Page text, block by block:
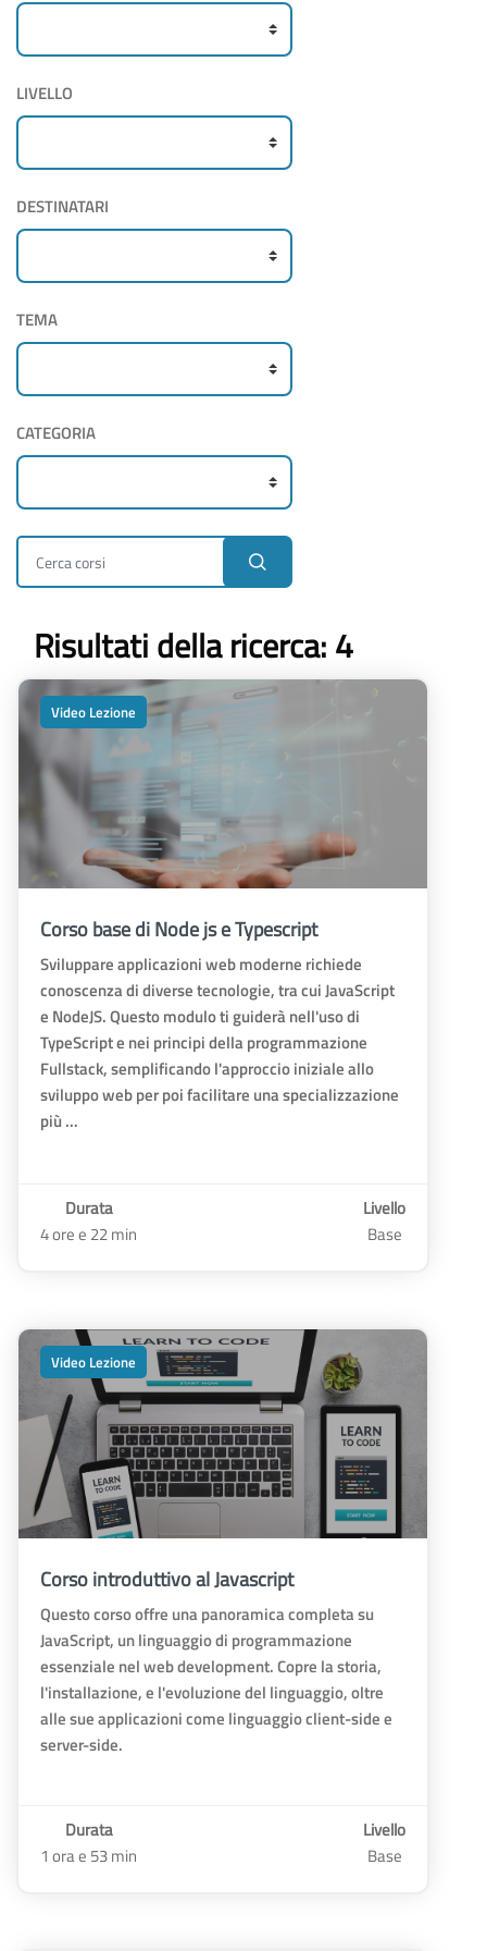
LIVELLO
DESTINATARI
TEMA
CATEGORIA
Cerca corsi
Risultati della ricerca: 4
Video Lezione
Corso base di Node js e Typescript
Sviluppare applicazioni web moderne richiede
conoscenza di diverse tecnologie, tra cui JavaScript
e NodeJS. Questo modulo ti guiderà nell'uso di
TypeScript e nei principi della programmazione
Fullstack, semplificando l'approccio iniziale allo
sviluppo web per poi facilitare una specializzazione
più ...
Durata
4 ore e 22 min
Livello
Base
Video Lezione
Corso introduttivo al Javascript
Questo corso offre una panoramica completa su
JavaScript, un linguaggio di programmazione
essenziale nel web development. Copre la storia,
l'installazione, e l'evoluzione del linguaggio, oltre
alle sue applicazioni come linguaggio client-side e
server-side.
Durata
1 ora e 53 min
Livello
Base